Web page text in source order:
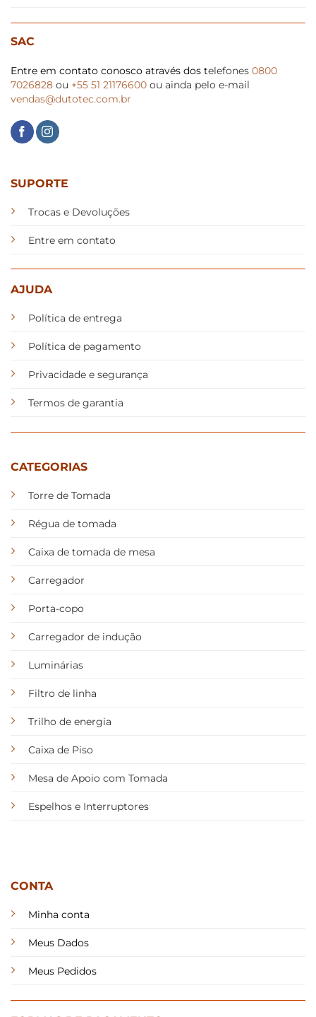
SAC
Entre em contato conosco através dos telefones 0800
7026828 ou +55 51 21176600 ou ainda pelo e-mail
vendas@dutotec.com.br
SUPORTE
Trocas e Devoluções
Entre em contato
AJUDA
Política de entrega
Política de pagamento
Privacidade e segurança
Termos de garantia
CATEGORIAS
Torre de Tomada
Régua de tomada
Caixa de tomada de mesa
Carregador
Porta-copo
Carregador de indução
Luminárias
Filtro de linha
Trilho de energia
Caixa de Piso
Mesa de Apoio com Tomada
Espelhos e Interruptores
CONTA
Minha conta
Meus Dados
Meus Pedidos